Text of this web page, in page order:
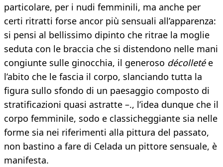
particolare, per i nudi femminili, ma anche per
certi ritratti forse ancor più sensuali all’apparenza:
si pensi al bellissimo dipinto che ritrae la moglie
seduta con le braccia che si distendono nelle mani
congiunte sulle ginocchia, il generoso décolletée
l’abito che le fascia il corpo, slanciando tutta la
figura sullo sfondo di un paesaggio composto di
stratificazioni quasi astratte –., l’idea dunque che il
corpo femminile, sodo e classicheggiante sia nelle
forme sia nei riferimenti alla pittura del passato,
non bastino a fare di Celada un pittore sensuale, è
manifesta.